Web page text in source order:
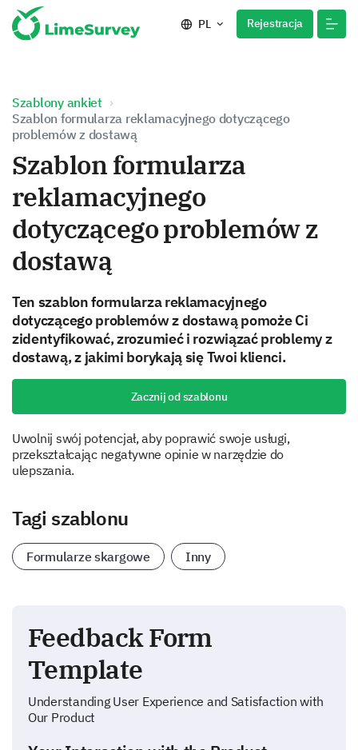
PL Rejestracja
Szablony ankiet
Szablon formularza reklamacyjnego dotyczącego
problemów z dostawą
Szablon formularza
reklamacyjnego
dotyczącego problemów z
dostawą
Ten szablon formularza reklamacyjnego
dotyczącego problemów z dostawą pomoże Ci
zidentyfikować, zrozumieć i rozwiązać problemy z
dostawą, z jakimi borykają się Twoi klienci.
Zacznij od szablonu
Uwolnij swój potencjał, aby poprawić swoje usługi,
przekształcając negatywne opinie w narzędzie do
ulepszania.
Tagi szablonu
Formularze skargowe Inny
Feedback Form
Template
Understanding User Experience and Satisfaction with
Our Product